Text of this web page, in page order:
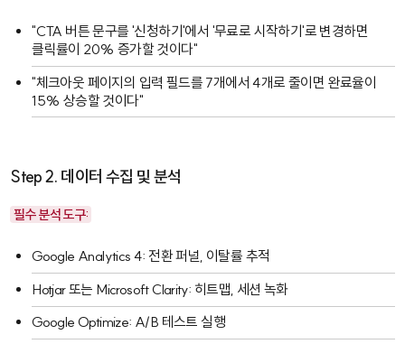
"CTA 버튼 문구를 '신청하기'에서 '무료로 시작하기'로 변경하면
클릭률이 20% 증가할 것이다"
"체크아웃 페이지의 입력 필드를 7개에서 4개로 줄이면 완료율이
15% 상승할 것이다"
Step 2. 데이터 수집 및 분석
필수 분석 도구:
Google Analytics 4: 전환 퍼널, 이탈률 추적
Hotjar또는 Microsoft Clarity: 히트맵, 세션 녹화
Google Optimize: A/B 테스트 실행